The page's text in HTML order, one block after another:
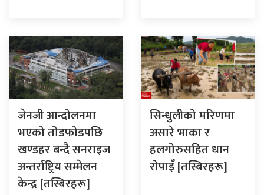
जेनजी आन्दोलनमा
भएको तोडफोडपछि
खण्डहर बन्दै सनराइज
अन्तर्राष्ट्रिय सम्मेलन
केन्द्र [तस्बिरहरू]
सिन्धुलीको मरिणमा
असारे भाका र
हलगोरुसहित धान
रोपाइँ [तस्बिरहरू]